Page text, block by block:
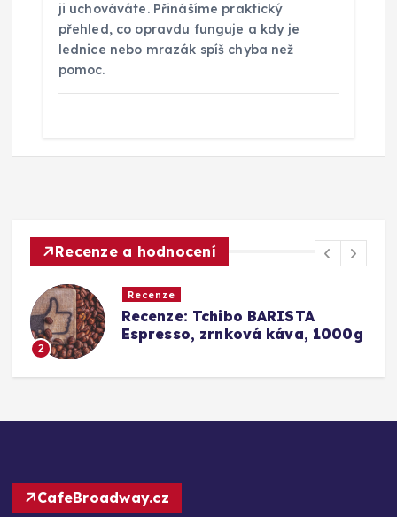
ji uchováváte. Přinášíme praktický
přehled, co opravdu funguje a kdy je
lednice nebo mrazák spíš chyba než
pomoc.
Recenze a hodnocení
3
Recenze
Srovnání a recenze: Tchibo
Barista Caffè Crema vs.
CafeBroadway.cz